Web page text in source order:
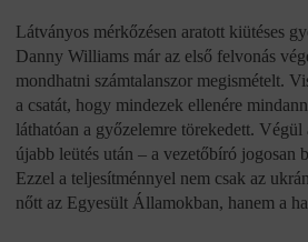
Látványos mérkőzésen aratott kiütéses
Danny Williams már az első felvonás
mondhatni számtalanszor megismételt.
a csatát, hogy mindezek ellenére
láthatóan a győzelemre törekedett. Végül
újabb leütés után – a vezetőbíró jogosan
Ezzel a teljesítménnyel nem csak az
nőtt az Egyesült Államokban, hanem a